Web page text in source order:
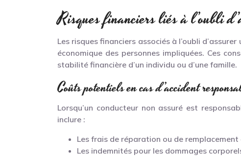
Risques financiers liés à l’oubli
Les risques financiers associés à l’oubli
économique des personnes impliquées. Ces
stabilité financière d’un individu ou d’une famille.
Coûts potentiels en cas d’accident
Lorsqu’un conducteur non assuré est
inclure :
Les frais de réparation ou de remplacement
Les indemnités pour les dommages